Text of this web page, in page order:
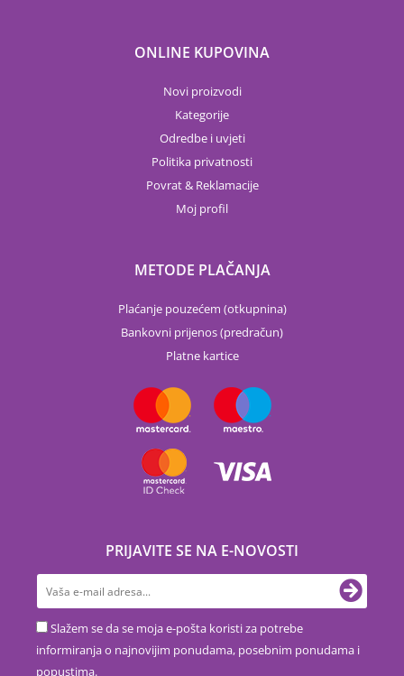
ONLINE KUPOVINA
Novi proizvodi
Kategorije
Odredbe i uvjeti
Politika privatnosti
Povrat & Reklamacije
Moj profil
METODE PLAČANJA
Plaćanje pouzećem (otkupnina)
Bankovni prijenos (predračun)
Platne kartice
PRIJAVITE SE NA E-NOVOSTI
Slažem se da se moja e-pošta koristi za potrebe
informiranja o najnovijim ponudama, posebnim ponudama i
popustima.